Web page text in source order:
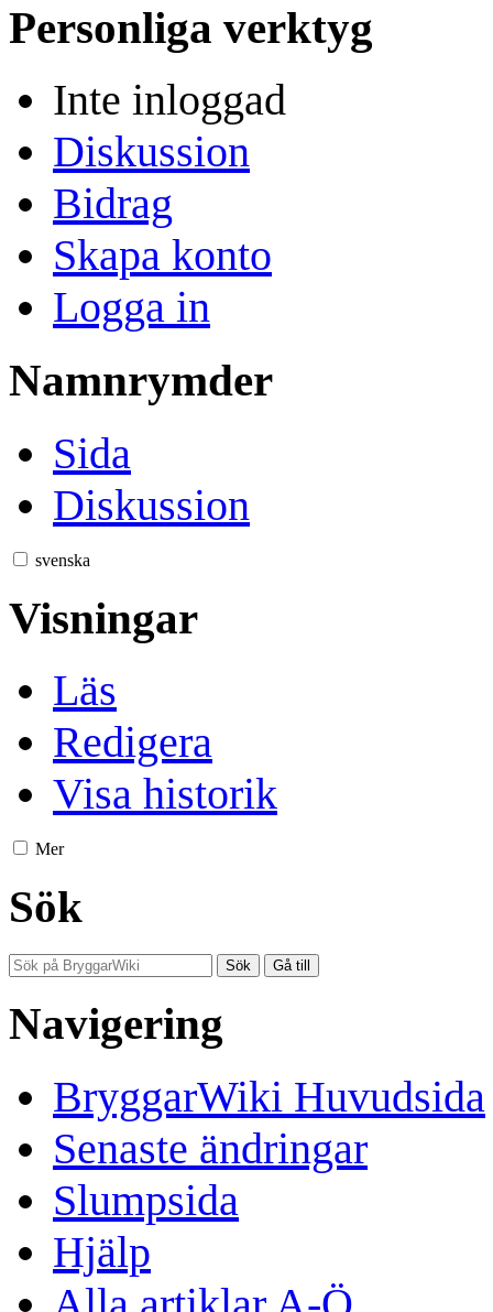
Personliga verktyg
Inte inloggad
Diskussion
Bidrag
Skapa konto
Logga in
Namnrymder
Sida
Diskussion
svenska
Visningar
Läs
Redigera
Visa historik
Mer
Sök
Navigering
BryggarWiki Huvudsida
Senaste ändringar
Slumpsida
Hjälp